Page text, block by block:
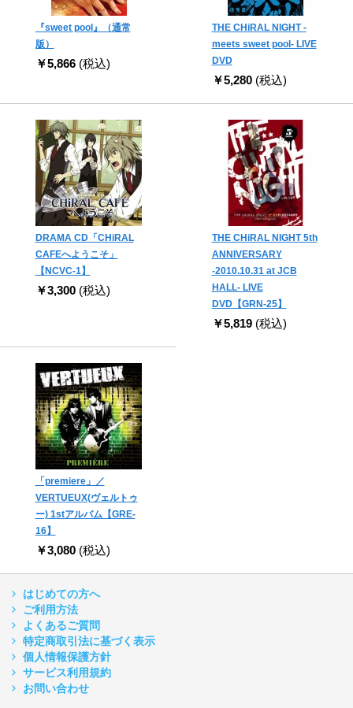
『sweet pool』（通常
版）
￥5,866 (税込)
THE CHiRAL NIGHT -
meets sweet pool- LIVE
DVD
￥5,280 (税込)
DRAMA CD「CHiRAL
CAFEへようこそ」
【NCVC-1】
￥3,300 (税込)
THE CHiRAL NIGHT 5th
ANNIVERSARY
-2010.10.31 at JCB
HALL- LIVE
DVD【GRN-25】
￥5,819 (税込)
「premiere」／
VERTUEUX(ヴェルトゥ
ー) 1stアルバム【GRE-
16】
￥3,080 (税込)
はじめての方へ
ご利用方法
よくあるご質問
特定商取引法に基づく表示
個人情報保護方針
サービス利用規約
お問い合わせ